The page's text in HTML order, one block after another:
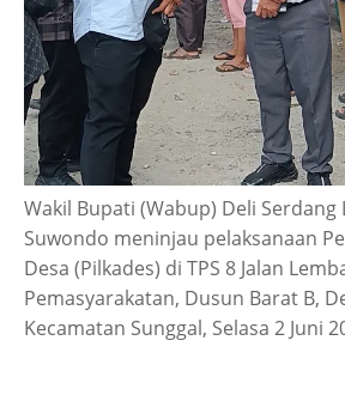
Wakil Bupati (Wabup) Deli Serdang
Suwondo meninjau pelaksanaan
Desa (Pilkades) di TPS 8 Jalan
Pemasyarakatan, Dusun Barat B,
Kecamatan Sunggal, Selasa 2 Juni